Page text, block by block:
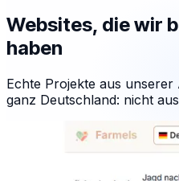
Websites, die wir
haben
Echte Projekte aus
ganz Deutschland: nicht